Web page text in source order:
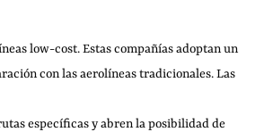
low-cost. Estas compañías adoptan un
con las aerolíneas tradicionales. Las
específicas y abren la posibilidad de